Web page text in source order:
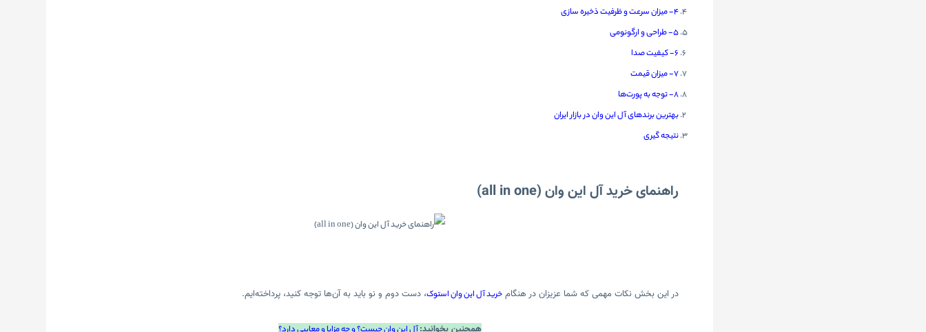
4- میزان سرعت و ظرفیت ذخیره سازی
5- طراحی و ارگونومی
6- کیفیت صدا
7- میزان قیمت
8- توجه به پورت‌ها
بهترین برند‌های آل این وان در بازار ایران
نتیجه گیری
راهنمای خرید آل این وان (all in one)
در این بخش نکات مهمی که شما عزیزان در هنگامخرید آل این وان استوک، دست دوم و نو باید به آن‌ها توجه کنید، پرداخته‌ایم.
همچنین بخوانید: